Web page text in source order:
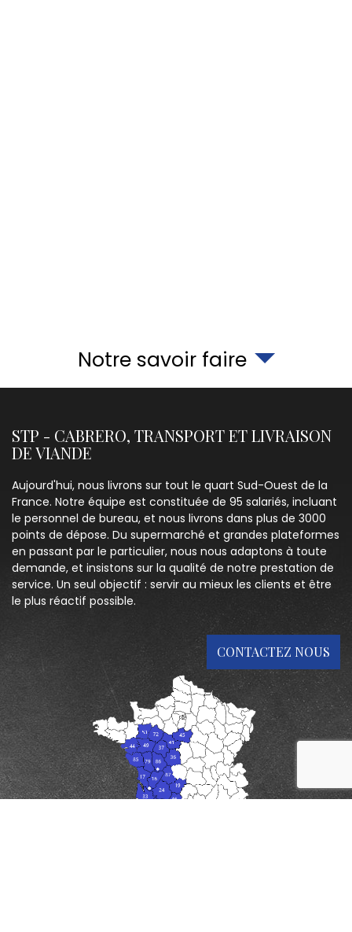
Notre savoir faire
STP - CABRERO, TRANSPORT ET LIVRAISON
DE VIANDE
Aujourd'hui, nous livrons sur tout le quart Sud-Ouest de la
France. Notre équipe est constituée de 95 salariés, incluant
le personnel de bureau, et nous livrons dans plus de 3000
points de dépose. Du supermarché et grandes plateformes
en passant par le particulier, nous nous adaptons à toute
demande, et insistons sur la qualité de notre prestation de
service. Un seul objectif : servir au mieux les clients et être
le plus réactif possible.
CONTACTEZ NOUS